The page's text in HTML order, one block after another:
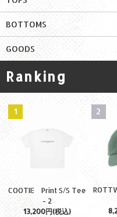
BOTTOMS
GOODS
Ranking
1
COOTIE Print S/S Tee
- 2
13,200円(税込)
2